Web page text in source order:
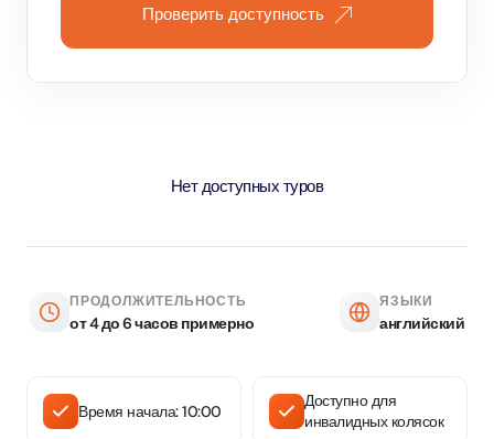
Нет доступных туров
ПРОДОЛЖИТЕЛЬНОСТЬ
от 4 до 6 часов примерно
ЯЗЫКИ
английский
Время начала: 10:00
Доступно для
инвалидных колясок
Проверить доступность